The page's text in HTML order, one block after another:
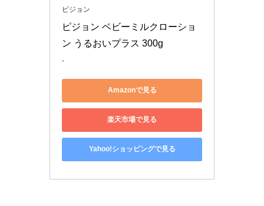
ピジョン
ピジョン ベビーミルクローショ
ン うるおいプラス 300g
-
Amazonで見る
楽天市場で見る
Yahoo!ショッピングで見る